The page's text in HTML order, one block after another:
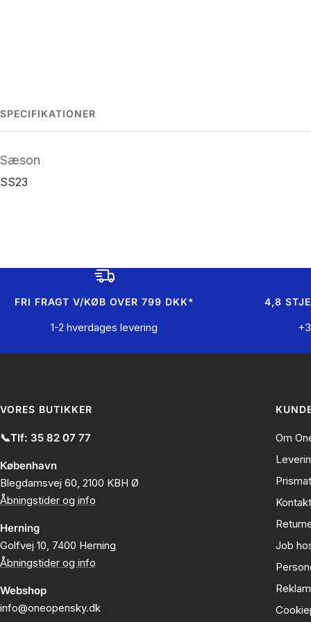
SPECIFIKATIONER
Sæson
SS23
FRI FRAGT V/KØB OVER 799 DKK*
1-2 hverdages levering
4,8
VORES BUTIKKER
📞Tlf: 35 82 07 77
København
Blegdamsvej 60, 2100 KBH Ø
Åbningstider og info
Herning
Golfvej 10, 7400 Herning
Åbningstider og info
Webshop
info@oneopensky.dk
Om
Kontakt
Job